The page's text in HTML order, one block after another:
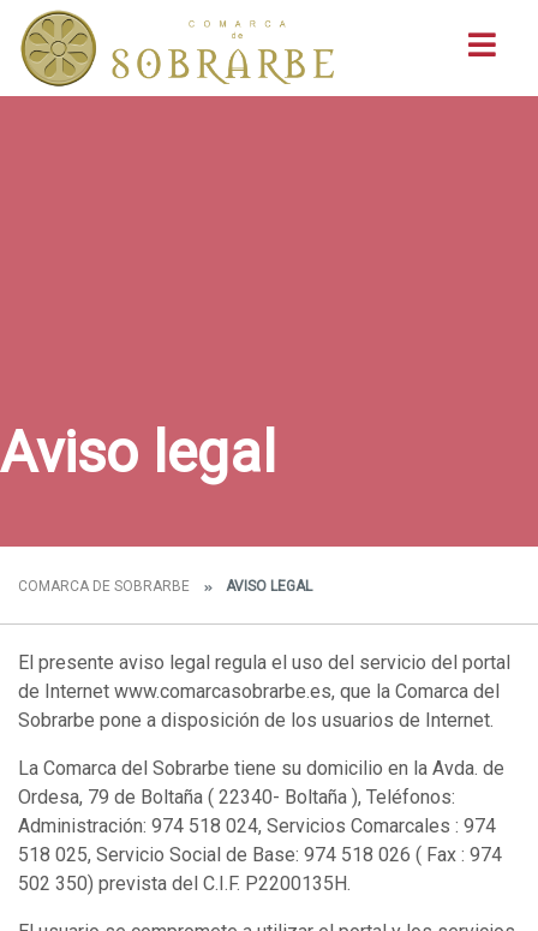
Aviso legal
COMARCA DE SOBRARBE AVISO LEGAL
El presente aviso legal regula el uso del servicio del portal
de Internet www.comarcasobrarbe.es, que la Comarca del
Sobrarbe pone a disposición de los usuarios de Internet.
La Comarca del Sobrarbe tiene su domicilio en la Avda. de
Ordesa, 79 de Boltaña ( 22340- Boltaña ), Teléfonos:
Administración: 974 518 024, Servicios Comarcales : 974
518 025, Servicio Social de Base: 974 518 026 ( Fax : 974
502 350) prevista del C.I.F. P2200135H.